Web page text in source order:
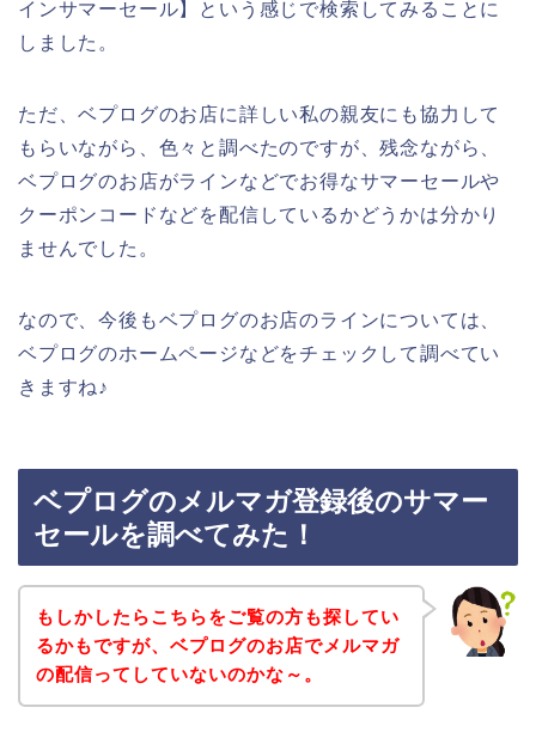
インサマーセール】という感じで検索してみることに
しました。
ただ、ベプログのお店に詳しい私の親友にも協力して
もらいながら、色々と調べたのですが、残念ながら、
ベプログのお店がラインなどでお得なサマーセールや
クーポンコードなどを配信しているかどうかは分かり
ませんでした。
なので、今後もベプログのお店のラインについては、
ベプログのホームページなどをチェックして調べてい
きますね♪
ベプログのメルマガ登録後のサマー
セールを調べてみた！
もしかしたらこちらをご覧の方も探してい
るかもですが、ベプログのお店でメルマガ
の配信ってしていないのかな～。